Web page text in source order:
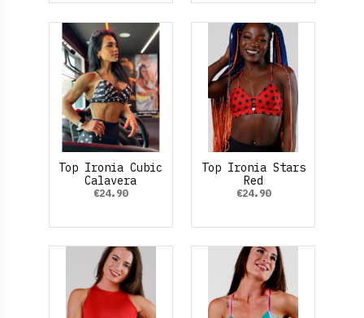
Top Ironia Cubic
Calavera
€24.90
Top Ironia Stars
Red
€24.90